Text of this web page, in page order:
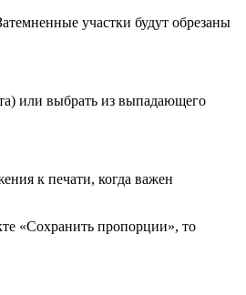
участки будут обрезаны
или выбрать из выпадающего
к печати, когда важен
«Сохранить пропорции», то